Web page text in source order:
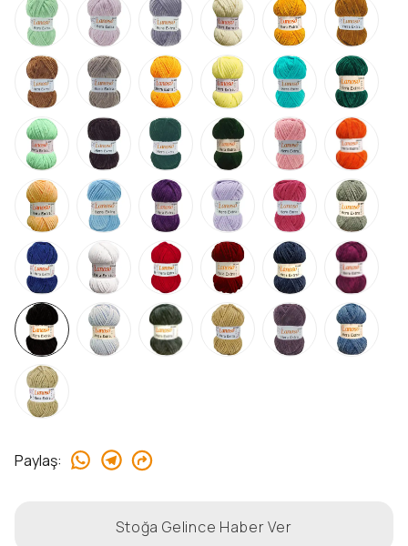
Paylaş:
Stoğa Gelince Haber Ver